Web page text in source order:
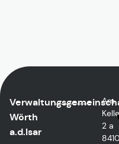
Wörth
a.d.Isar
Am
2 a